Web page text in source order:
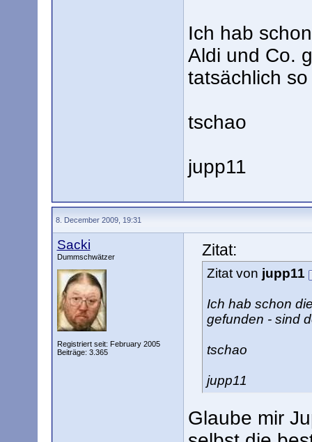
Ich hab
Aldi und Co.
tatsächlich
tschao
jupp11
8. December 2009, 19:31
Sacki
Dummschwätzer
Registriert seit: February 2005
Beiträge: 3.365
Zitat:
Zitat von jupp11
Ich hab schon
gefunden - sind
tschao
jupp11
Glaube mir